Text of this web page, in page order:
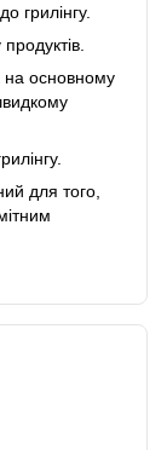
грилінгу.
​​на основному
для того,